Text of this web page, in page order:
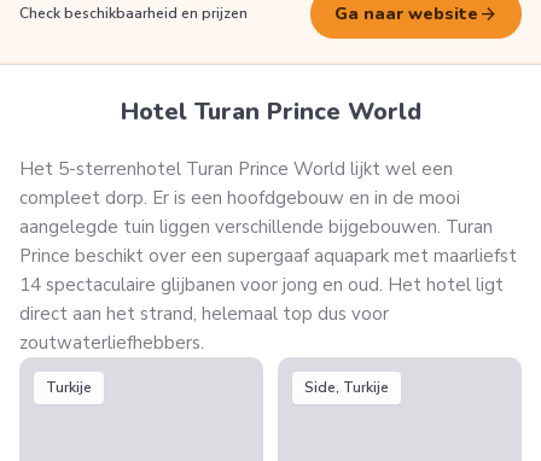
Check beschikbaarheid en prijzen Ga naar website arrow_forward
Hotel Turan Prince World
Het 5-sterrenhotel Turan Prince World lijkt wel een
compleet dorp. Er is een hoofdgebouw en in de mooi
aangelegde tuin liggen verschillende bijgebouwen. Turan
Prince beschikt over een supergaaf aquapark met maarliefst
14 spectaculaire glijbanen voor jong en oud. Het hotel ligt
direct aan het strand, helemaal top dus voor
zoutwaterliefhebbers.
Turkije Side, Turkije